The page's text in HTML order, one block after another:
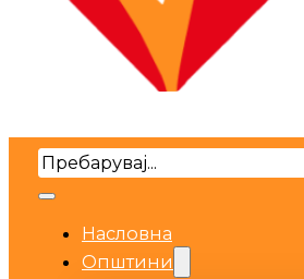
Search
Насловна
Општини